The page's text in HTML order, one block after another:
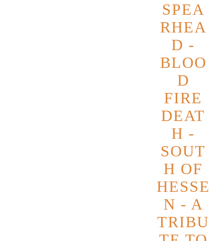
SPEA
RHEA
D -
BLOO
D
FIRE
DEAT
H -
SOUT
H OF
HESSE
N - A
TRIBU